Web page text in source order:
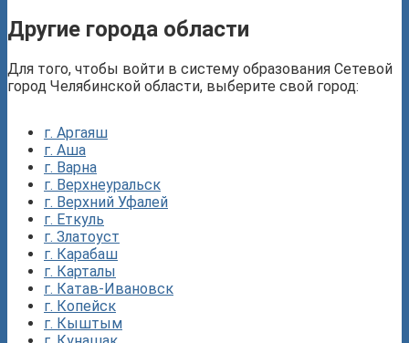
Другие города области
Для того, чтобы войти в систему образования Сетевой
город Челябинской области, выберите свой город:
г. Аргаяш
г. Аша
г. Варна
г. Верхнеуральск
г. Верхний Уфалей
г. Еткуль
г. Златоуст
г. Карабаш
г. Карталы
г. Катав-Ивановск
г. Копейск
г. Кыштым